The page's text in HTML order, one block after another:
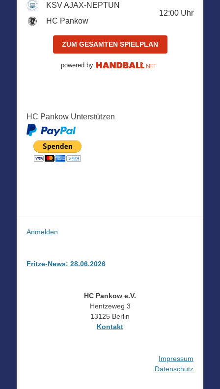
KSV AJAX-NEPTUN
HC Pankow
12:00 Uhr
ZUM GESAMTEN SPIELPLAN
powered by
HC Pankow Unterstützen
Anmelden
Fritze-News: 28.06.2026
HC Pankow e.V.
Hentzeweg 3
13125 Berlin
Kontakt
Impressum
Datenschutz